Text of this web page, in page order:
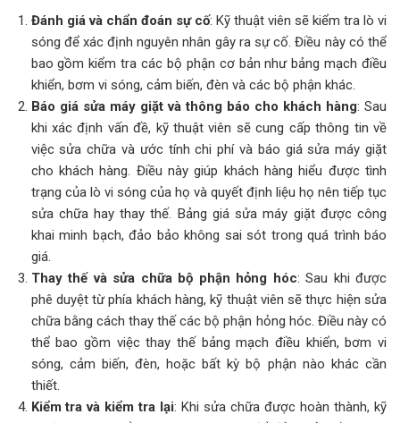
Đánh giá và chẩn đoán sự cố: Kỹ thuật viên sẽ kiểm tra lò vi
sóng để xác định nguyên nhân gây ra sự cố. Điều này có thể
bao gồm kiểm tra các bộ phận cơ bản như bảng mạch điều
khiển, bơm vi sóng, cảm biến, đèn và các bộ phận khác.
Báo giá sửa máy giặt và thông báo cho khách hàng: Sau
khi xác định vấn đề, kỹ thuật viên sẽ cung cấp thông tin về
việc sửa chữa và ước tính chi phí và báo giá sửa máy giặt
cho khách hàng. Điều này giúp khách hàng hiểu được tình
trạng của lò vi sóng của họ và quyết định liệu họ nên tiếp tục
sửa chữa hay thay thế. Bảng giá sửa máy giặt được công
khai minh bạch, đảo bảo không sai sót trong quá trình báo
giá.
Thay thế và sửa chữa bộ phận hỏng hóc: Sau khi được
phê duyệt từ phía khách hàng, kỹ thuật viên sẽ thực hiện sửa
chữa bằng cách thay thế các bộ phận hỏng hóc. Điều này có
thể bao gồm việc thay thế bảng mạch điều khiển, bơm vi
sóng, cảm biến, đèn, hoặc bất kỳ bộ phận nào khác cần
thiết.
Kiểm tra và kiểm tra lại: Khi sửa chữa được hoàn thành, kỹ